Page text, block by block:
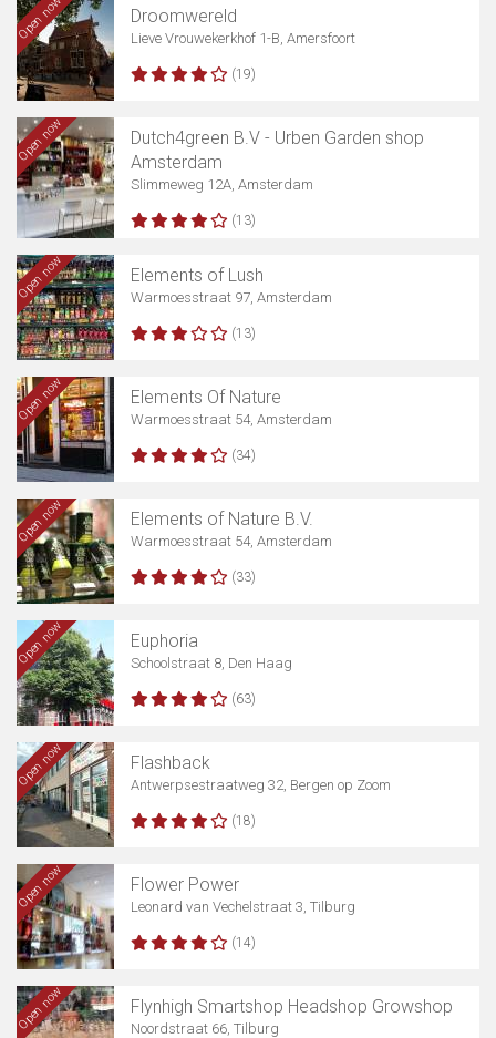
Open now Droomwereld
Lieve Vrouwekerkhof 1-B, Amersfoort
(19)
Open now
Dutch4green B.V - Urben Garden shop
Amsterdam
Slimmeweg 12A, Amsterdam
(13)
Open now Elements of Lush
Warmoesstraat 97, Amsterdam
(13)
Open now Elements Of Nature
Warmoesstraat 54, Amsterdam
(34)
Open now Elements of Nature B.V.
Warmoesstraat 54, Amsterdam
(33)
Open now Euphoria
Schoolstraat 8, Den Haag
(63)
Open now Flashback
Antwerpsestraatweg 32, Bergen op Zoom
(18)
Open now Flower Power
Leonard van Vechelstraat 3, Tilburg
(14)
Open now Flynhigh Smartshop Headshop Growshop
Noordstraat 66, Tilburg